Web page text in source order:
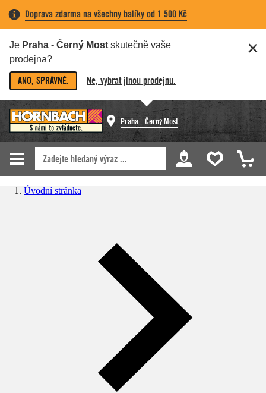
Doprava zdarma na všechny balíky od 1 500 Kč
Je Praha - Černý Most skutečně vaše
prodejna?
ANO, SPRÁVNĚ. Ne, vybrat jinou prodejnu.
Praha - Černý Most
Úvodní stránka